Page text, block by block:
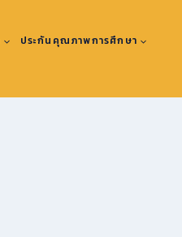
ประกันคุณภาพการศึกษา